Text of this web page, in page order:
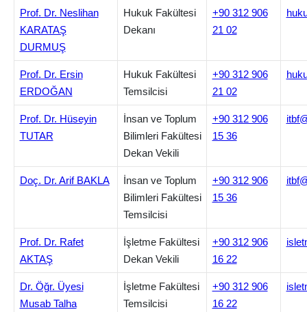
Prof. Dr. Neslihan
KARATAŞ
DURMUŞ
Hukuk Fakültesi
Dekanı
+90 312 906
21 02
Prof. Dr. Ersin
ERDOĞAN
Hukuk Fakültesi
Temsilcisi
+90 312 906
21 02
Prof. Dr. Hüseyin
TUTAR
İnsan ve Toplum
Bilimleri Fakültesi
Dekan Vekili
+90 312 906
15 36
Doç. Dr. Arif BAKLA
İnsan ve Toplum
Bilimleri Fakültesi
Temsilcisi
+90 312 906
15 36
Prof. Dr. Rafet
AKTAŞ
İşletme Fakültesi
Dekan Vekili
+90 312 906
16 22
Dr. Öğr. Üyesi
Musab Talha
İşletme Fakültesi
Temsilcisi
+90 312 906
16 22